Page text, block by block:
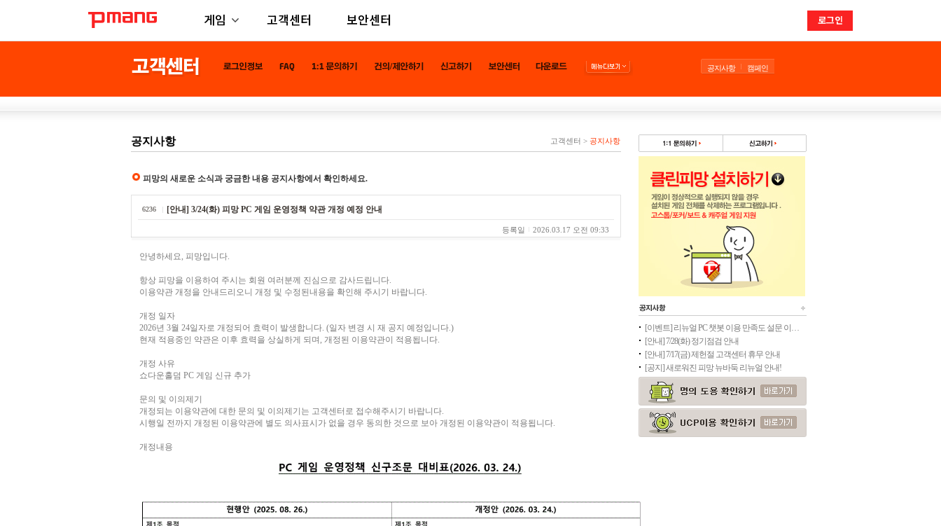
게임 고객센터 보안센터 로그인
공지사항 캠페인
공지사항 고객센터 > 공지사항
피망의 새로운 소식과 궁금한 내용 공지사항에서 확인하세요.
6236 [안내] 3/24(화) 피망 PC 게임 운영정책 약관 개정 예정 안내
등록일 2026.03.17 오전 09:33
안녕하세요, 피망입니다.
항상 피망을 이용하여 주시는 회원 여러분께 진심으로 감사드립니다.
이용약관 개정을 안내드리오니 개정 및 수정된내용을 확인해 주시기 바랍니다.
개정 일자
2026년 3월 24일자로 개정되어 효력이 발생합니다. (일자 변경 시 재 공지 예정입니다.)
현재 적용중인 약관은 이후 효력을 상실하게 되며, 개정된 이용약관이 적용됩니다.
개정 사유
쇼다운홀덤 PC 게임 신규 추가
문의 및 이의제기
개정되는 이용약관에 대한 문의 및 이의제기는 고객센터로 접수해주시기 바랍니다.
시행일 전까지 개정된 이용약관에 별도 의사표시가 없을 경우 동의한 것으로 보아 개정된 이용약관이 적용됩니다.
개정내용
[이벤트] 리뉴얼 PC 챗봇 이용 만족도 설문 이벤트
[안내] 7/28(화) 정기점검 안내
[안내] 7/17(금) 제헌절 고객센터 휴무 안내
[공지] 새로워진 피망 뉴바둑 리뉴얼 안내!